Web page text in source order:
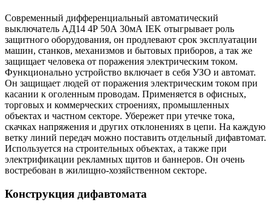
Современный дифференциальный автоматический
выключатель АД14 4Р 50А 30мА IEK отыгрывает роль
защитного оборудования, он продлевают срок эксплуатации
машин, станков, механизмов и бытовых приборов, а так же
защищает человека от поражения электрическим током.
Функционально устройство включает в себя УЗО и автомат.
Он защищает людей от поражения электрическим током при
касании к оголенным проводам. Применяется в офисных,
торговых и коммерческих строениях, промышленных
объектах и частном секторе. Убережет при утечке тока,
скачках напряжения и других отклонениях в цепи. На каждую
ветку линий передач можно поставить отдельный дифавтомат.
Используется на строительных объектах, а также при
электрификации рекламных щитов и баннеров. Он очень
востребован в жилищно-хозяйственном секторе.
Конструкция дифавтомата